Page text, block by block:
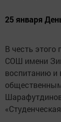
25 января
В честь
СОШ имени
воспитанию и